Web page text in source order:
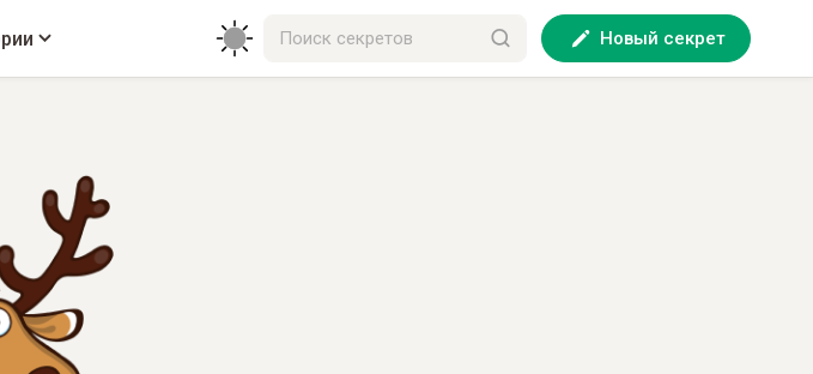
Новый секрет